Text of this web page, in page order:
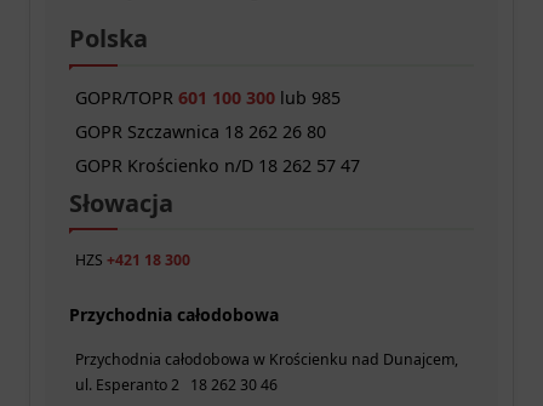
Polska
GOPR/TOPR601 100 300 lub 985
GOPR Szczawnica 18 262 26 80
GOPR Krościenko n/D 18 262 57 47
Słowacja
HZS +421 18 300
Przychodnia całodobowa
Przychodnia całodobowa w Krościenku nad Dunajcem,
ul. Esperanto 2 18 262 30 46